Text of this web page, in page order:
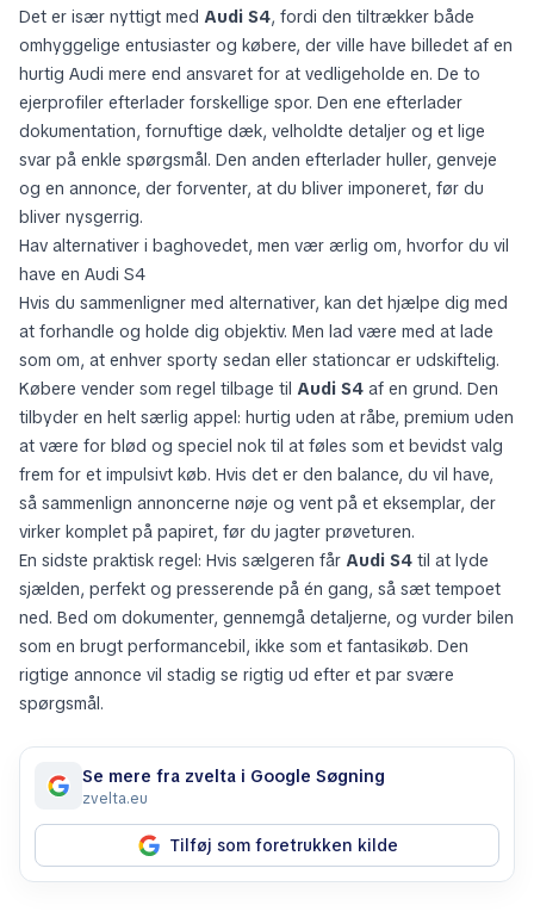
Det er især nyttigt med Audi S4, fordi den tiltrækker både
omhyggelige entusiaster og købere, der ville have billedet af en
hurtig Audi mere end ansvaret for at vedligeholde en. De to
ejerprofiler efterlader forskellige spor. Den ene efterlader
dokumentation, fornuftige dæk, velholdte detaljer og et lige
svar på enkle spørgsmål. Den anden efterlader huller, genveje
og en annonce, der forventer, at du bliver imponeret, før du
bliver nysgerrig.
Hav alternativer i baghovedet, men vær ærlig om, hvorfor du vil
have en Audi S4
Hvis du sammenligner med alternativer, kan det hjælpe dig med
at forhandle og holde dig objektiv. Men lad være med at lade
som om, at enhver sporty sedan eller stationcar er udskiftelig.
Købere vender som regel tilbage til Audi S4 af en grund. Den
tilbyder en helt særlig appel: hurtig uden at råbe, premium uden
at være for blød og speciel nok til at føles som et bevidst valg
frem for et impulsivt køb. Hvis det er den balance, du vil have,
så sammenlign annoncerne nøje og vent på et eksemplar, der
virker komplet på papiret, før du jagter prøveturen.
En sidste praktisk regel: Hvis sælgeren får Audi S4 til at lyde
sjælden, perfekt og presserende på én gang, så sæt tempoet
ned. Bed om dokumenter, gennemgå detaljerne, og vurder bilen
som en brugt performancebil, ikke som et fantasikøb. Den
rigtige annonce vil stadig se rigtig ud efter et par svære
spørgsmål.
Se mere fra zvelta i Google Søgning
zvelta.eu
Tilføj som foretrukken kilde